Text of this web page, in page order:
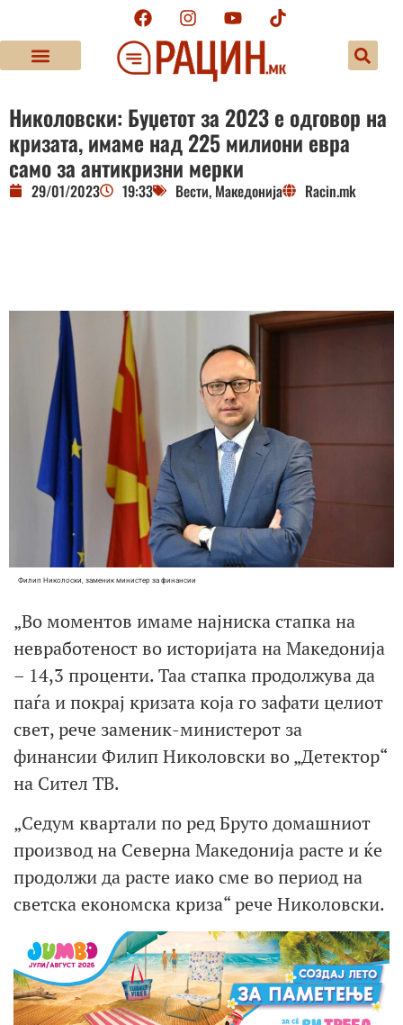
Николовски: Буџетот за 2023 е одговор на
кризата, имаме над 225 милиони евра
само за антикризни мерки
29/01/2023 19:33 Вести, Македонија Racin.mk
Филип Николоски, заменик министер за финансии
„Во моментов имаме најниска стапка на
невработеност во историјата на Македонија
– 14,3 проценти. Таа стапка продолжува да
паѓа и покрај кризата која го зафати целиот
свет, рече заменик-министерот за
финансии Филип Николовски во „Детектор“
на Сител ТВ.
„Седум квартали по ред Бруто домашниот
производ на Северна Македонија расте и ќе
продолжи да расте иако сме во период на
светска економска криза“ рече Николовски.